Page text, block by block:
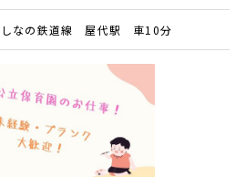
しなの鉄道線 屋代駅 車10分